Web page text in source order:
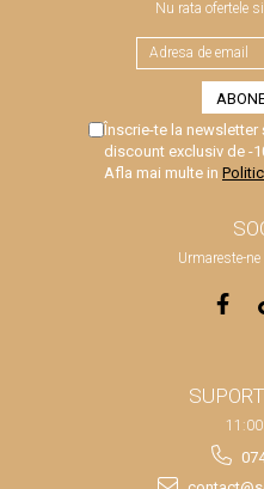
Nu rata ofertele
Înscrie-te la newsletter
discount exclusiv de -
Afla mai multe in
Urmareste-